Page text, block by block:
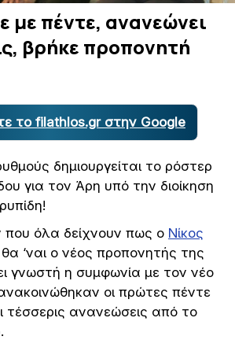
με πέντε, ανανεώνει
βρήκε προπονητή
το filathlos.gr στην Google
δημιουργείται το ρόστερ
για τον Άρη υπό την διοίκηση
που όλα δείχνουν πως ο Νίκος
θα ‘ναι ο νέος προπονητής της
γνωστή η συμφωνία με τον νέο
οι πρώτες πέντε
τέσσερις ανανεώσεις από το